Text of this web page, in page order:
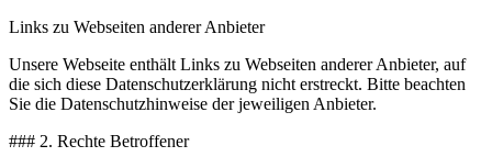
Links zu Webseiten anderer Anbieter
Unsere Webseite enthält Links zu Webseiten anderer Anbieter, auf
die sich diese Datenschutzerklärung nicht erstreckt. Bitte beachten
Sie die Datenschutzhinweise der jeweiligen Anbieter.
### 2. Rechte Betroffener